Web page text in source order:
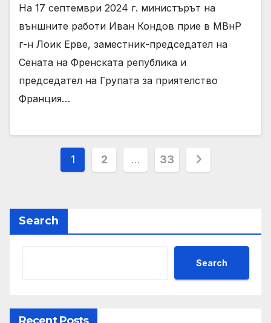
На 17 септември 2024 г. министърът на
външните работи Иван Кондов прие в МВнР
г-н Лоик Ерве, заместник-председател на
Сената на Френската република и
председател на Групата за приятелство
Франция…
Posts
1 2 … 33
Search
Search